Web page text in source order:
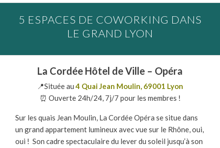
5 ESPACES DE COWORKING DANS
LE GRAND LYON
La Cordée Hôtel de Ville – Opéra
📍Située au4 Quai Jean Moulin, 69001 Lyon
⏰ Ouverte 24h/24, 7j/7 pour les membres !
Sur les quais Jean Moulin, La Cordée Opéra se situe dans
un grand appartement lumineux avec vue sur le Rhône, oui,
oui ! Son cadre spectaculaire du lever du soleil jusqu’à son